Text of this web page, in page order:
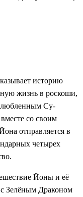
историю
жизнь в роскоши,
Су-
со своим
отправляется в
четырех
Йоны и её
Зелёным Драконом